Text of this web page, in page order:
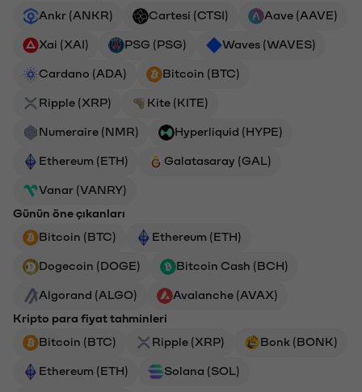
Ankr (ANKR)
Cartesi (CTSI) Aave (AAVE)
Xai (XAI) PSG (PSG) Waves (WAVES)
Cardano (ADA) Bitcoin (BTC)
Ripple (XRP) Kite (KITE)
Numeraire (NMR) Hyperliquid (HYPE)
Ethereum (ETH) Galatasaray (GAL)
Vanar (VANRY)
Günün öne çıkanları
Bitcoin (BTC)
Ethereum (ETH)
Dogecoin (DOGE) Bitcoin Cash (BCH)
Algorand (ALGO)
Avalanche (AVAX)
Kripto para fiyat tahminleri
Bitcoin (BTC)
Ripple (XRP) Bonk (BONK)
Ethereum (ETH) Solana (SOL)